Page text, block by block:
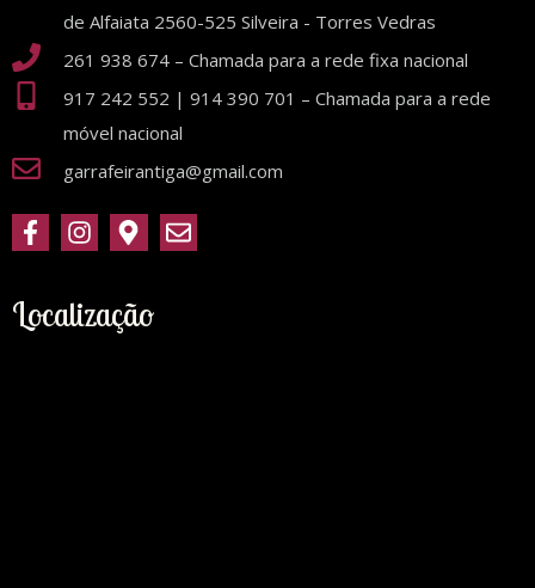
de Alfaiata 2560-525 Silveira - Torres Vedras
261 938 674 – Chamada para a rede fixa nacional
917 242 552 | 914 390 701 – Chamada para a rede
móvel nacional
garrafeirantiga@gmail.com
Localização